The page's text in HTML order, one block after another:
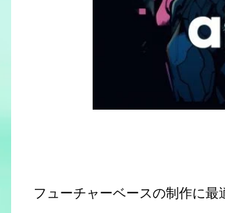
フューチャーベースの制作に